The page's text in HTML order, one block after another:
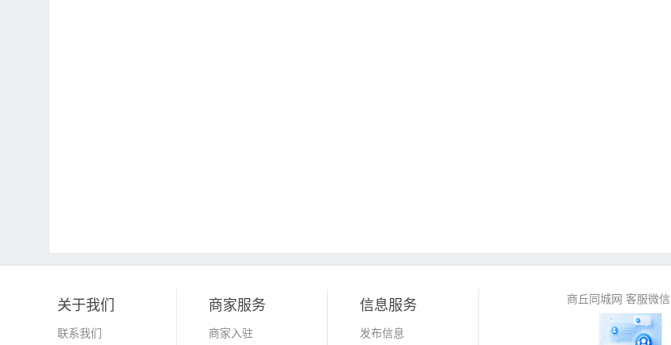
关于我们
联系我们
商家服务
商家入驻
信息服务
发布信息
商丘同城网 客服微信